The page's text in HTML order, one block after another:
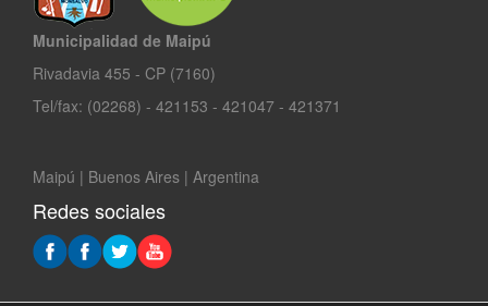
Municipalidad de Maipú
Rivadavia 455 - CP (7160)
Tel/fax: (02268) - 421153 - 421047 - 421371
Maipú | Buenos Aires | Argentina
Redes sociales